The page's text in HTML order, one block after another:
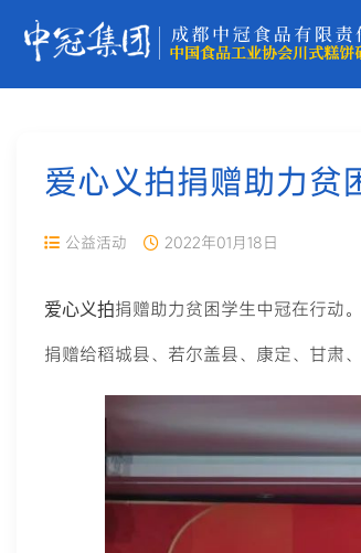
爱心义拍捐赠助力贫
公益活动 2022年01月18日
爱心义拍捐赠助力贫困学生中冠在行动。
捐赠给稻城县、若尔盖县、康定、甘肃